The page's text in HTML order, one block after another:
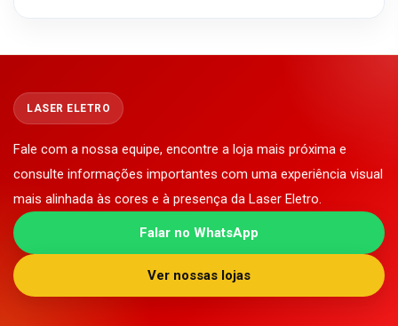
LASER ELETRO
Fale com a nossa equipe, encontre a loja mais próxima e
consulte informações importantes com uma experiência visual
mais alinhada às cores e à presença da Laser Eletro.
Falar no WhatsApp
Ver nossas lojas